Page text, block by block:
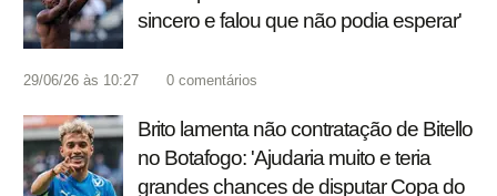
sincero e falou que não podia esperar'
29/06/26 às 10:27 0 comentários
Brito lamenta não contratação de Bitello
no Botafogo: 'Ajudaria muito e teria
grandes chances de disputar Copa do